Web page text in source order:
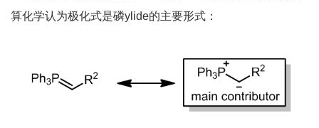
算化学认为极化式是磷ylide的主要形式：